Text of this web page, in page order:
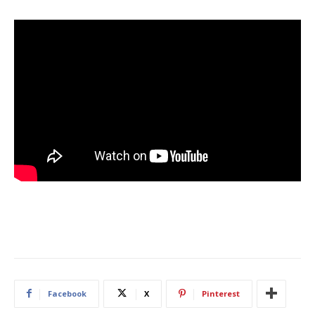
Facebook X Pinterest